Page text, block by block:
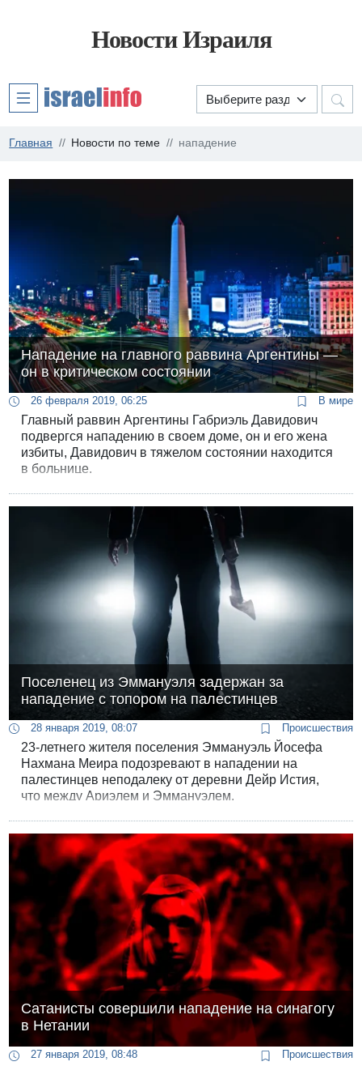
Новости Израиля
Главная Новости по теме нападение
Нападение на главного раввина Аргентины —
он в критическом состоянии
26 февраля 2019, 06:25 В мире
Главный раввин Аргентины Габриэль Давидович
подвергся нападению в своем доме, он и его жена
избиты, Давидович в тяжелом состоянии находится
в больнице.
Поселенец из Эммануэля задержан за
нападение с топором на палестинцев
28 января 2019, 08:07 Происшествия
23-летнего жителя поселения Эммануэль Йосефа
Нахмана Меира подозревают в нападении на
палестинцев неподалеку от деревни Дейр Истия,
что между Ариэлем и Эммануэлем.
Сатанисты совершили нападение на синагогу
в Нетании
27 января 2019, 08:48 Происшествия